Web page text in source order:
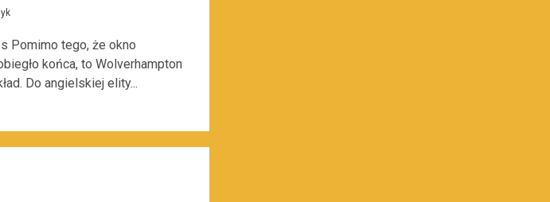
Pomimo tego, że okno
końca, to Wolverhampton
Do angielskiej elity...